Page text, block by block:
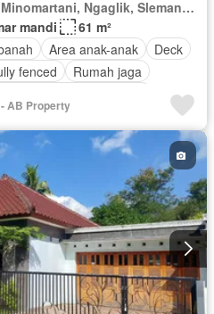
green villge minomartani, Minomartani, Ngaglik, Sleman, Daerah Istimewa Yogyakarta
mandi
61 m²
Area anak-anak
Deck
fenced
Rumah jaga
Televisi
air
Halaman
AB Property